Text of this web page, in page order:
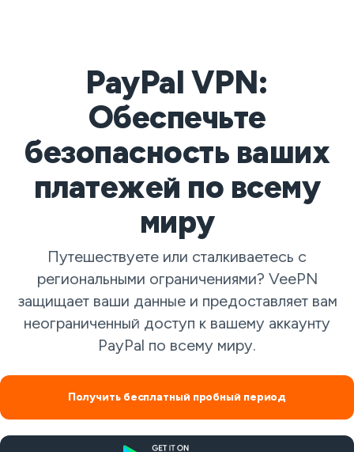
PayPal VPN:
Обеспечьте
безопасность ваших
платежей по всему
миру
Путешествуете или сталкиваетесь с
региональными ограничениями? VeePN
защищает ваши данные и предоставляет вам
неограниченный доступ к вашему аккаунту
PayPal по всему миру.
Получить бесплатный пробный период